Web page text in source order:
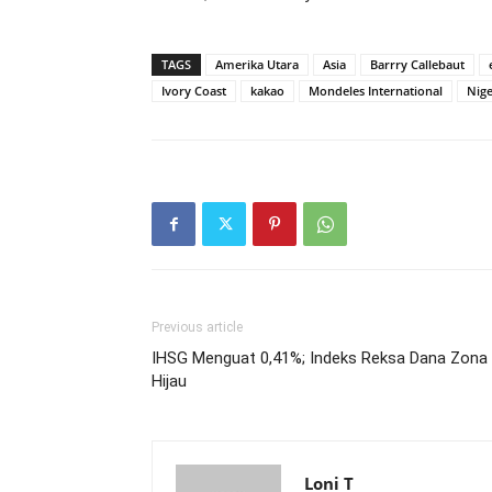
TAGS Amerika Utara Asia Barrry Callebaut
Ivory Coast
kakao Mondeles International
Previous article
IHSG Menguat 0,41%; Indeks Reksa Dana Zona
Hijau
Loni T